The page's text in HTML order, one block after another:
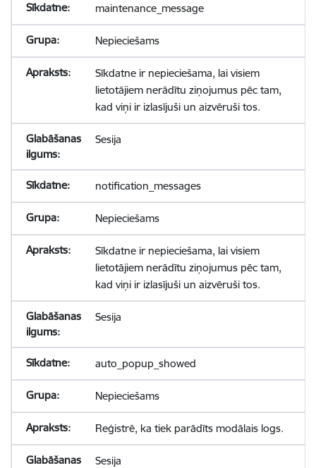
maintenance_message
Nepieciešams
Sīkdatne ir nepieciešama, lai visiem
lietotājiem nerādītu ziņojumus pēc tam,
kad viņi ir izlasījuši un aizvēruši tos.
Sesija
notification_messages
Nepieciešams
Sīkdatne ir nepieciešama, lai visiem
lietotājiem nerādītu ziņojumus pēc tam,
kad viņi ir izlasījuši un aizvēruši tos.
Sesija
auto_popup_showed
Nepieciešams
Reģistrē, ka tiek parādīts modālais logs.
Sesija